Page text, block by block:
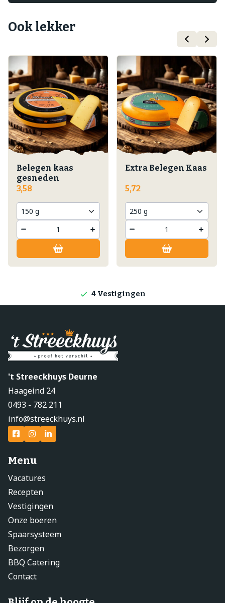
Ook lekker
Belegen kaas
gesneden
3,58
Extra Belegen Kaas
5,72
Lokale producten
4 Vestigingen
't Streeckhuys Deurne
Haageind 24
0493 - 782 211
info@streeckhuys.nl
Menu
Vacatures
Recepten
Vestigingen
Onze boeren
Spaarsysteem
Bezorgen
BBQ Catering
Contact